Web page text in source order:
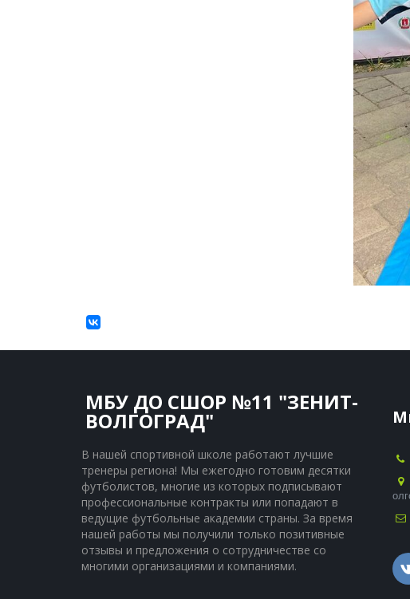
МБУ ДО СШОР №11 "ЗЕНИТ-
ВОЛГОГРАД"
В нашей спортивной школе работают лучшие
тренеры региона! Мы ежегодно готовим десятки
футболистов, многие из которых подписывают
профессиональные контракты или попадают в
ведущие футбольные академии страны. За время
нашей работы мы получили только позитивные
отзывы и предложения о сотрудничестве со
многими организациями и компаниями.